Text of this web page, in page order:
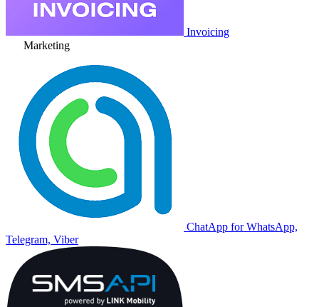
Invoicing
Marketing
ChatApp for WhatsApp,
Telegram, Viber